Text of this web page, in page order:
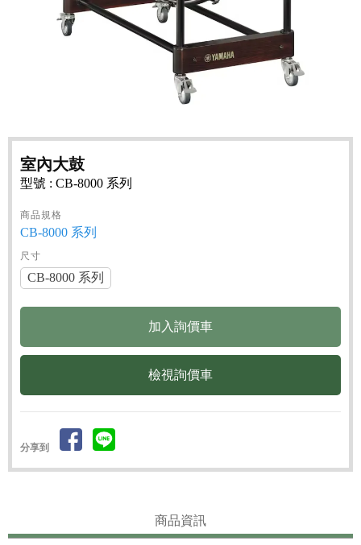
室內大鼓
型號 : CB-8000 系列
商品規格
CB-8000 系列
尺寸
CB-8000 系列
檢視詢價車
分享到
商品資訊